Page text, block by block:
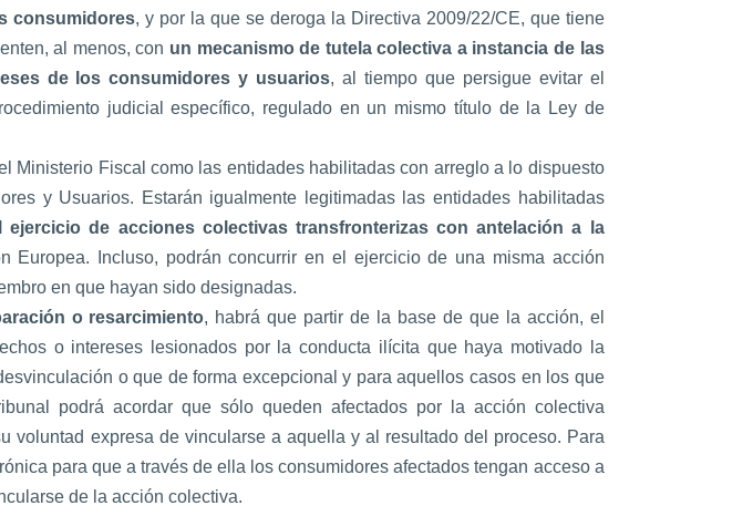
consumidores, y por la que se deroga la Directiva 2009/22/CE, que tiene
al menos, con un mecanismo de tutela colectiva a instancia de las
de los consumidores y usuarios, al tiempo que persigue evitar el
judicial específico, regulado en un mismo título de la Ley de
Ministerio Fiscal como las entidades habilitadas con arreglo a lo dispuesto
y Usuarios. Estarán igualmente legitimadas las entidades habilitadas
ejercicio de acciones colectivas transfronterizas con antelación a la
Incluso, podrán concurrir en el ejercicio de una misma acción
en que hayan sido designadas.
o resarcimiento, habrá que partir de la base de que la acción, el
o intereses lesionados por la conducta ilícita que haya motivado la
o que de forma excepcional y para aquellos casos en los que
podrá acordar que sólo queden afectados por la acción colectiva
voluntad expresa de vincularse a aquella y al resultado del proceso. Para
para que a través de ella los consumidores afectados tengan acceso a
de la acción colectiva.